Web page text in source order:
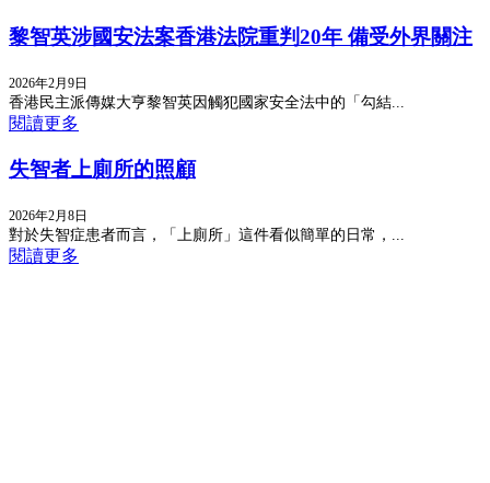
黎智英涉國安法案香港法院重判20年 備受外界關注
2026年2月9日
香港民主派傳媒大亨黎智英因觸犯國家安全法中的「勾結...
閱讀更多
失智者上廁所的照顧
2026年2月8日
對於失智症患者而言，「上廁所」這件看似簡單的日常，...
閱讀更多